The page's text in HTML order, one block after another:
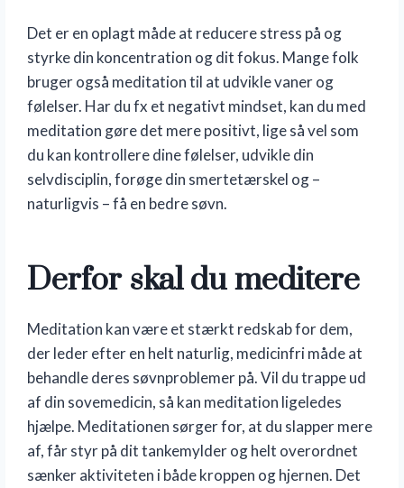
Det er en oplagt måde at reducere stress på og
styrke din koncentration og dit fokus. Mange folk
bruger også meditation til at udvikle vaner og
følelser. Har du fx et negativt mindset, kan du med
meditation gøre det mere positivt, lige så vel som
du kan kontrollere dine følelser, udvikle din
selvdisciplin, forøge din smertetærskel og –
naturligvis – få en bedre søvn.
Derfor skal du meditere
Meditation kan være et stærkt redskab for dem,
der leder efter en helt naturlig, medicinfri måde at
behandle deres søvnproblemer på. Vil du trappe ud
af din sovemedicin, så kan meditation ligeledes
hjælpe. Meditationen sørger for, at du slapper mere
af, får styr på dit tankemylder og helt overordnet
sænker aktiviteten i både kroppen og hjernen. Det